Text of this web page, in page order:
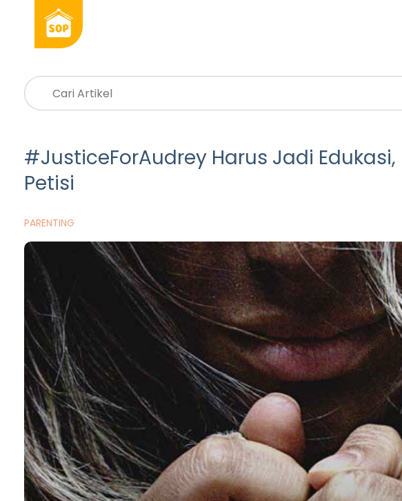
#JusticeForAudrey Harus Jadi Edukasi,
Petisi
PARENTING